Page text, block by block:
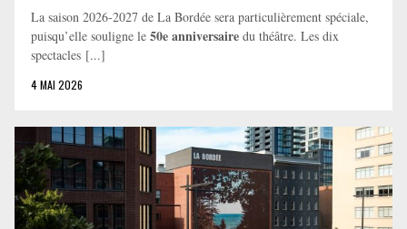
La saison 2026-2027 de La Bordée sera particulièrement spéciale,
puisqu’elle souligne le 50e anniversaire du théâtre. Les dix
spectacles [...]
4 MAI 2026